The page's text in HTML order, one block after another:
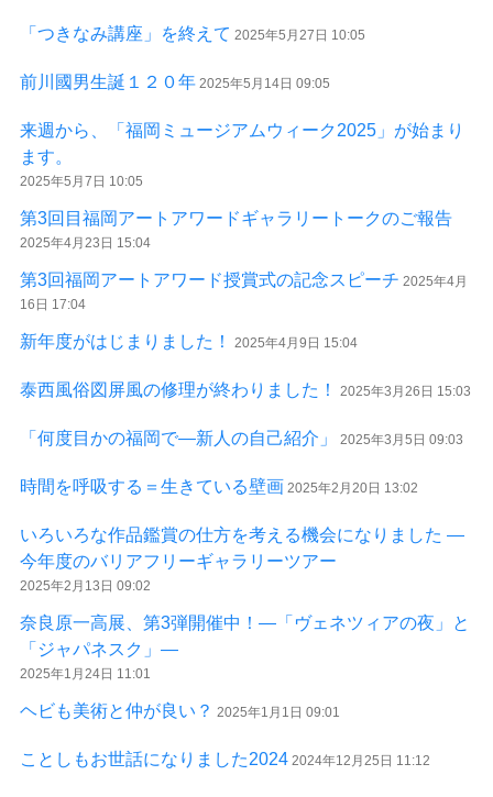
「つきなみ講座」を終えて 2025年5月27日 10:05
前川國男生誕１２０年 2025年5月14日 09:05
来週から、「福岡ミュージアムウィーク2025」が始まり
ます。
2025年5月7日 10:05
第3回目福岡アートアワードギャラリートークのご報告
2025年4月23日 15:04
第3回福岡アートアワード授賞式の記念スピーチ 2025年4月
16日 17:04
新年度がはじまりました！ 2025年4月9日 15:04
泰西風俗図屏風の修理が終わりました！ 2025年3月26日 15:03
「何度目かの福岡で―新人の自己紹介」 2025年3月5日 09:03
時間を呼吸する＝生きている壁画 2025年2月20日 13:02
いろいろな作品鑑賞の仕方を考える機会になりました ―
今年度のバリアフリーギャラリーツアー
2025年2月13日 09:02
奈良原一高展、第3弾開催中！―「ヴェネツィアの夜」と
「ジャパネスク」―
2025年1月24日 11:01
ヘビも美術と仲が良い？ 2025年1月1日 09:01
ことしもお世話になりました2024 2024年12月25日 11:12